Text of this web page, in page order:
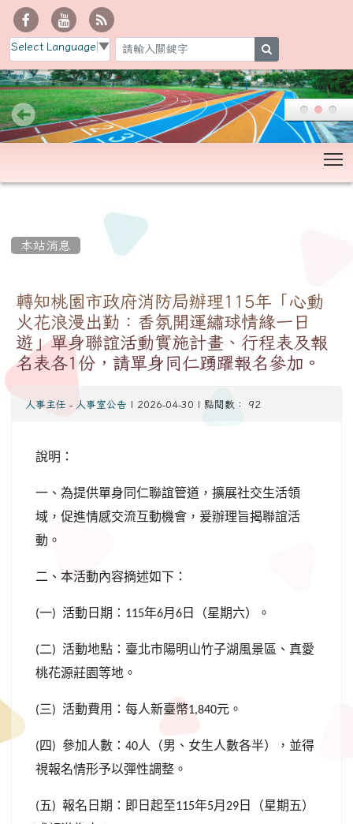
Select Language ▼
本站消息
轉知桃園市政府消防局辦理115年「心動
火花浪漫出勤：香氛開運繡球情緣一日
遊」單身聯誼活動實施計畫、行程表及報
名表各1份，請單身同仁踴躍報名參加。
人事主任 - 人事室公告 | 2026-04-30 | 點閱數： 92
說明：
一、為提供單身同仁聯誼管道，擴展社交生活領
域，促進情感交流互動機會，爰辦理旨揭聯誼活
動。
二、本活動內容摘述如下：
(一) 活動日期： 115年6月 6 日（星期六）。
(二) 活動地點：臺北市陽明山竹子湖風景區、真愛
桃花源莊園等地。
(三) 活動費用：每人新臺幣1,840元。
(四) 參加人數： 40人（男、女生人數各半），並得
視報名情形予以彈性調整。
(五) 報名日期：即日起至115年5月 29 日（星期五）